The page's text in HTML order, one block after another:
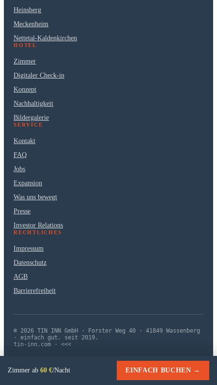
Heinsberg
Meckenheim
Nettetal-Kaldenkirchen
HOTEL
Zimmer
Digitaler Check-in
Konzept
Nachhaltigkeit
Bildergalerie
SERVICE
Kontakt
FAQ
Jobs
Expansion
Was uns bewegt
Presse
Investor Relations
RECHTLICHES
Impressum
Datenschutz
AGB
Barrierefreiheit
© 2026 TIN INN GmbH · Forster Weg 40 · 41849 Wassenberg
· einfach gut. seit 2019.
tin-inn.com · <<<
Zimmer ab 60 €/Nacht EINFACH BUCHEN →